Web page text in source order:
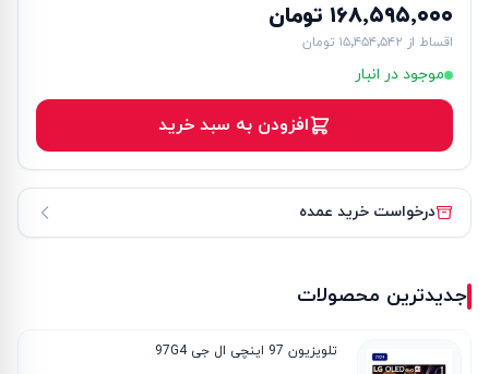
۱۶۸٬۵۹۵٬۰۰۰ تومان
اقساط از ۱۵٬۴۵۴٬۵۴۲ تومان
موجود در انبار
افزودن به سبد خرید
درخواست خرید عمده
جدیدترین محصولات
تلویزیون 97 اینچی ال جی 97G4